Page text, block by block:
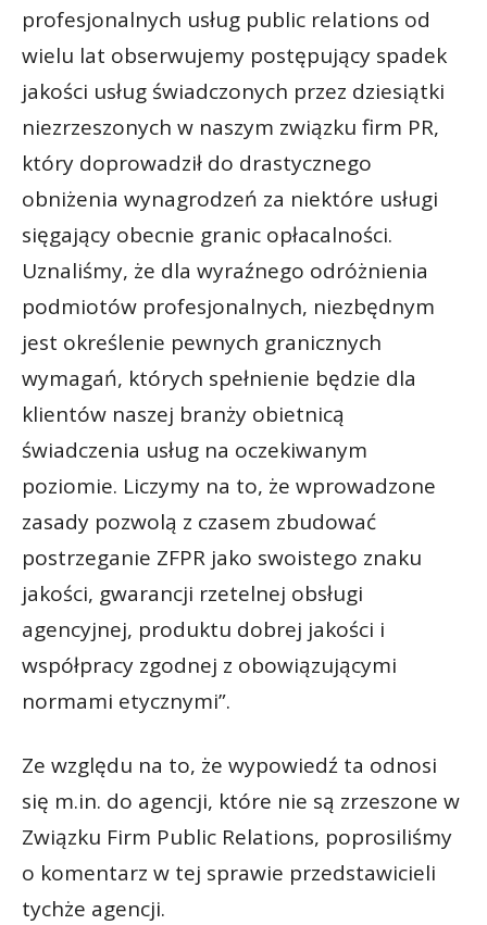
profesjonalnych usług public relations od
wielu lat obserwujemy postępujący spadek
jakości usług świadczonych przez dziesiątki
niezrzeszonych w naszym związku firm PR,
który doprowadził do drastycznego
obniżenia wynagrodzeń za niektóre usługi
sięgający obecnie granic opłacalności.
Uznaliśmy, że dla wyraźnego odróżnienia
podmiotów profesjonalnych, niezbędnym
jest określenie pewnych granicznych
wymagań, których spełnienie będzie dla
klientów naszej branży obietnicą
świadczenia usług na oczekiwanym
poziomie. Liczymy na to, że wprowadzone
zasady pozwolą z czasem zbudować
postrzeganie ZFPR jako swoistego znaku
jakości, gwarancji rzetelnej obsługi
agencyjnej, produktu dobrej jakości i
współpracy zgodnej z obowiązującymi
normami etycznymi”.
Ze względu na to, że wypowiedź ta odnosi
się m.in. do agencji, które nie są zrzeszone w
Związku Firm Public Relations, poprosiliśmy
o komentarz w tej sprawie przedstawicieli
tychże agencji.